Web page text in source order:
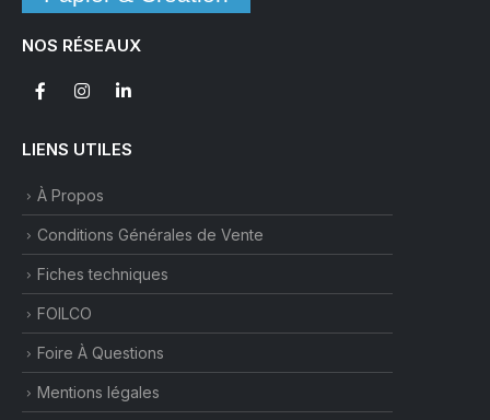
NOS RÉSEAUX
LIENS UTILES
À Propos
Conditions Générales de Vente
Fiches techniques
FOILCO
Foire À Questions
Mentions légales